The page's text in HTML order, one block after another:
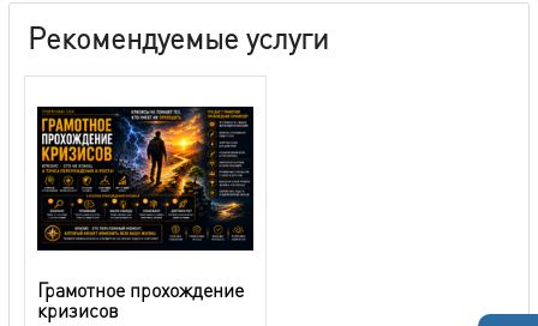
Рекомендуемые услуги
Грамотное прохождение
кризисов